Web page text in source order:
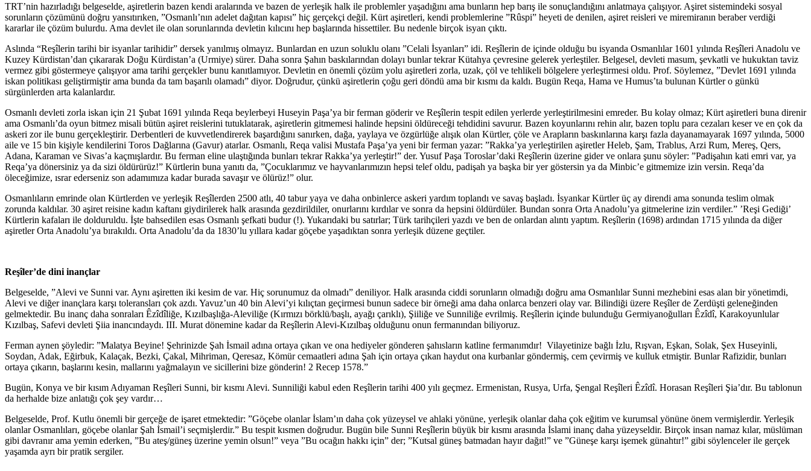
TRT’nin hazırladığı belgeselde, aşiretlerin bazen kendi aralarında ve bazen de yerleşik halk ile problemler yaşadığını ama bunların hep barış ile sonuçlandığını anlatmaya çalışıyor. Aşiret sistemindeki sosyal
sorunların çözümünü doğru yansıtırıken, ”Osmanlı’nın adelet dağıtan kapısı” hiç gerçekçi değil. Kürt aşiretleri, kendi problemlerine ”Rûspi” heyeti de denilen, aşiret reisleri ve miremiranın beraber verdiği
kararlar ile çözüm bulurdu. Ama devlet ile olan sorunlarında devletin kılıcını hep başlarında hissettiler. Bu nedenle birçok isyan çıktı.
Aslında “Reşîlerin tarihi bir isyanlar tarihidir” dersek yanılmış olmayız. Bunlardan en uzun soluklu olanı ”Celali İsyanları” idi. Reşîlerin de içinde olduğu bu isyanda Osmanlılar 1601 yılında Reşîleri Anadolu ve
Kuzey Kürdistan’dan çıkararak Doğu Kürdistan’a (Urmiye) sürer. Daha sonra Şahın baskılarından dolayı bunlar tekrar Kütahya çevresine gelerek yerleştiler. Belgesel, devleti masum, şevkatli ve hukuktan taviz
vermez gibi göstermeye çalışıyor ama tarihi gerçekler bunu kanıtlamıyor. Devletin en önemli çözüm yolu aşiretleri zorla, uzak, çöl ve tehlikeli bölgelere yerleştirmesi oldu. Prof. Söylemez, ”Devlet 1691 yılında
iskan politikası geliştirmiştir ama bunda da tam başarılı olamadı” diyor. Doğrudur, çünkü aşiretlerin çoğu geri döndü ama bir kısmı da kaldı. Bugün Reqa, Hama ve Humus’ta bulunan Kürtler o günkü
sürgünlerden arta kalanlardır.
Osmanlı devleti zorla iskan için 21 Şubat 1691 yılında Reqa beylerbeyi Huseyin Paşa’ya bir ferman göderir ve Reşîlerin tespit edilen yerlerde yerleştirilmesini emreder. Bu kolay olmaz; Kürt aşiretleri buna direnir
ama Osmanlı’da oyun bitmez misali bütün aşiret reislerini tutuklatarak, aşiretlerin gitmemesi halinde hepsini öldüreceği tehdidini savurur. Bazen koyunlarını rehin alır, bazen toplu para cezaları keser ve en çok da
askeri zor ile bunu gerçekleştirir. Derbentleri de kuvvetlendirerek başardığını sanırken, dağa, yaylaya ve özgürlüğe alışık olan Kürtler, çöle ve Arapların baskınlarına karşı fazla dayanamayarak 1697 yılında, 5000
aile ve 15 bin kişiyle kendilerini Toros Dağlarına (Gavur) atarlar. Osmanlı, Reqa valisi Mustafa Paşa’ya yeni bir ferman yazar: ”Rakka’ya yerleştirilen aşiretler Heleb, Şam, Trablus, Arzi Rum, Mereş, Qers,
Adana, Karaman ve Sivas’a kaçmışlardır. Bu ferman eline ulaştığında bunları tekrar Rakka’ya yerleştir!” der. Yusuf Paşa Toroslar’daki Reşîlerin üzerine gider ve onlara şunu söyler: ”Padişahın kati emri var, ya
Reqa’ya dönersiniz ya da sizi öldürürüz!” Kürtlerin buna yanıtı da, ”Çocuklarımız ve hayvanlarımızın hepsi telef oldu, padişah ya başka bir yer göstersin ya da Minbic’e gitmemize izin versin. Reqa’da
öleceğimize, ısrar ederseniz son adamımıza kadar burada savaşır ve ölürüz!” olur.
Osmanlıların emrinde olan Kürtlerden ve yerleşik Reşîlerden 2500 atlı, 40 tabur yaya ve daha onbinlerce askeri yardım toplandı ve savaş başladı. İsyankar Kürtler üç ay direndi ama sonunda teslim olmak
zorunda kaldılar. 30 aşiret reisine kadın kaftanı giydirilerek halk arasında gezdirildiler, onurlarını kırdılar ve sonra da hepsini öldürdüler. Bundan sonra Orta Anadolu’ya gitmelerine izin verdiler.” ’Reşi Gediği’
Kürtlerin kafaları ile dolduruldu. İşte bahsedilen esas Osmanlı şefkati budur (!). Yukarıdaki bu satırlar; Türk tarihçileri yazdı ve ben de onlardan alıntı yaptım. Reşîlerin (1698) ardından 1715 yılında da diğer
aşiretler Orta Anadolu’ya bırakıldı. Orta Anadolu’da da 1830’lu yıllara kadar göçebe yaşadıktan sonra yerleşik düzene geçtiler.
Reşîler’de dini inançlar
Belgeselde, ”Alevi ve Sunni var. Aynı aşiretten iki kesim de var. Hiç sorunumuz da olmadı” deniliyor. Halk arasında ciddi sorunların olmadığı doğru ama Osmanlılar Sunni mezhebini esas alan bir yönetimdi,
Alevi ve diğer inançlara karşı toleransları çok azdı. Yavuz’un 40 bin Alevi’yi kılıçtan geçirmesi bunun sadece bir örneği ama daha onlarca benzeri olay var. Bilindiği üzere Reşîler de Zerdüşti geleneğinden
gelmektedir. Bu inanç daha sonraları Êzîdîliğe, Kızılbaşlığa-Aleviliğe (Kırmızı börklü/başlı, ayağı çarıklı), Şiiliğe ve Sunniliğe evrilmiş. Reşîlerin içinde bulunduğu Germiyanoğulları Êzîdî, Karakoyunlular
Kızılbaş, Safevi devleti Şiia inancındaydı. III. Murat dönemine kadar da Reşîlerin Alevi-Kızılbaş olduğunu onun fermanından biliyoruz.
Ferman aynen şöyledir: ”Malatya Beyine! Şehrinizde Şah İsmail adına ortaya çıkan ve ona hediyeler gönderen şahısların katline fermanımdır! Vilayetinize bağlı İzlu, Rışvan, Eşkan, Solak, Şex Huseyinli,
Soydan, Adak, Eğirbuk, Kalaçak, Bezki, Çakal, Mihriman, Qeresaz, Kömür cemaatleri adına Şah için ortaya çıkan haydut ona kurbanlar göndermiş, cem çevirmiş ve kulluk etmiştir. Bunlar Rafizidir, bunları
ortaya çıkarın, başlarını kesin, mallarını yağmalayın ve sicillerini bize gönderin! 2 Recep 1578.”
Bugün, Konya ve bir kısım Adıyaman Reşîleri Sunni, bir kısmı Alevi. Sunniliği kabul eden Reşîlerin tarihi 400 yılı geçmez. Ermenistan, Rusya, Urfa, Şengal Reşîleri Êzîdî. Horasan Reşîleri Şia’dır. Bu tablonun
da herhalde bize anlatığı çok şey vardır…
Belgeselde, Prof. Kutlu önemli bir gerçeğe de işaret etmektedir: ”Göçebe olanlar İslam’ın daha çok yüzeysel ve ahlaki yönüne, yerleşik olanlar daha çok eğitim ve kurumsal yönüne önem vermişlerdir. Yerleşik
olanlar Osmanlıları, göçebe olanlar Şah İsmail’i seçmişlerdir.” Bu tespit kısmen doğrudur. Bugün bile Sunni Reşîlerin büyük bir kısmı arasında İslami inanç daha yüzeyseldir. Birçok insan namaz kılar, müslüman
gibi davranır ama yemin ederken, ”Bu ateş/güneş üzerine yemin olsun!” veya ”Bu ocağın hakkı için” der; ”Kutsal güneş batmadan hayır dağıt!” ve ”Güneşe karşı işemek günahtır!” gibi söylenceler ile gerçek
yaşamda ayrı bir pratik sergiler.